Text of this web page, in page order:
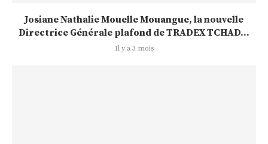
Josiane Nathalie Mouelle Mouangue, la nouvelle
Directrice Générale plafond de TRADEX TCHAD...
Il y a 3 mois